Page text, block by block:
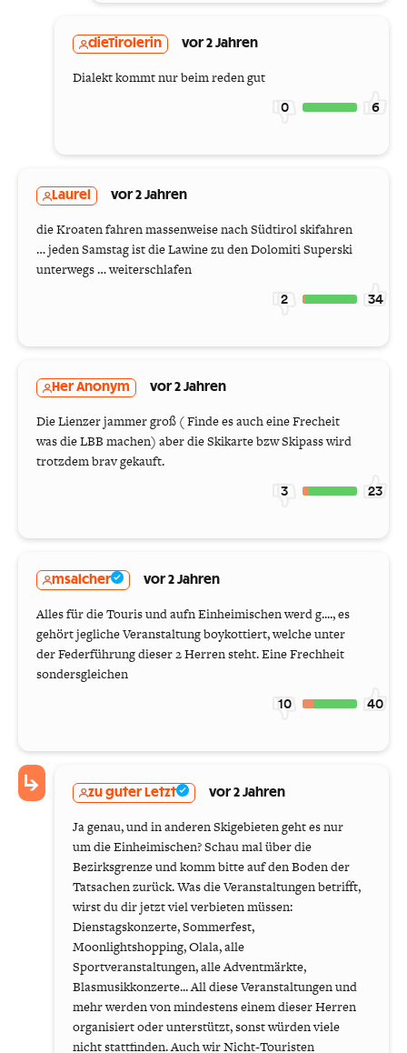
dieTirolerin vor 2 Jahren
Dialekt kommt nur beim reden gut
0 6
Laurel vor 2 Jahren
die Kroaten fahren massenweise nach Südtirol skifahren
… jeden Samstag ist die Lawine zu den Dolomiti Superski
unterwegs … weiterschlafen
2 34
Her Anonym vor 2 Jahren
Die Lienzer jammer groß ( Finde es auch eine Frecheit
was die LBB machen) aber die Skikarte bzw Skipass wird
trotzdem brav gekauft.
3 23
msalcher vor 2 Jahren
Alles für die Touris und aufn Einheimischen werd g...., es
gehört jegliche Veranstaltung boykottiert, welche unter
der Federführung dieser 2 Herren steht. Eine Frechheit
sondersgleichen
10 40
zu guter Letzt vor 2 Jahren
Ja genau, und in anderen Skigebieten geht es nur
um die Einheimischen? Schau mal über die
Bezirksgrenze und komm bitte auf den Boden der
Tatsachen zurück. Was die Veranstaltungen betrifft,
wirst du dir jetzt viel verbieten müssen:
Dienstagskonzerte, Sommerfest,
Moonlightshopping, Olala, alle
Sportveranstaltungen, alle Adventmärkte,
Blasmusikkonzerte... All diese Veranstaltungen und
mehr werden von mindestens einem dieser Herren
organisiert oder unterstützt, sonst würden viele
nicht stattfinden. Auch wir Nicht-Touristen